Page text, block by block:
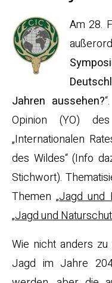
Am 28.
Jahren aussehen?
Opinion (YO)
„Internationalen
des Wildes“ (Info
Stichwort).
Themen „Jagd und
„Jagd und
Wie nicht anders
Jagd im Jahre